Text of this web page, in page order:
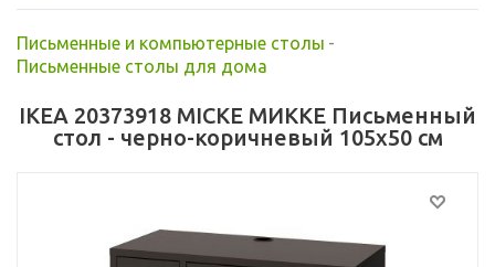
Письменные и компьютерные столы -
Письменные столы для дома
IKEA 20373918 MICKE МИККЕ Письменный
стол - черно-коричневый 105x50 см